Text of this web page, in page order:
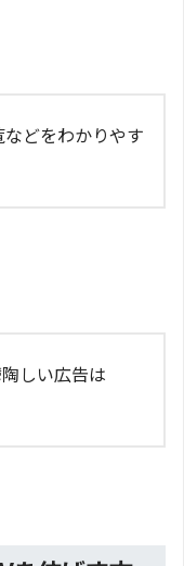
どをわかりやす
しい広告は